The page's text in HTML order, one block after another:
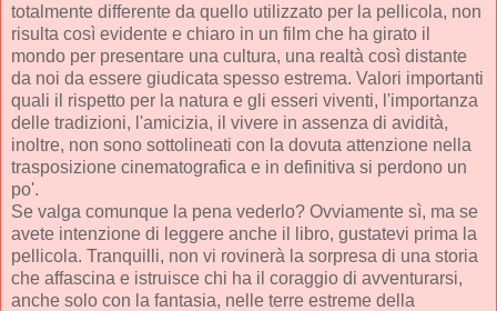
totalmente differente da quello utilizzato per la pellicola, non
risulta così evidente e chiaro in un film che ha girato il
mondo per presentare una cultura, una realtà così distante
da noi da essere giudicata spesso estrema. Valori importanti
quali il rispetto per la natura e gli esseri viventi, l'importanza
delle tradizioni, l'amicizia, il vivere in assenza di avidità,
inoltre, non sono sottolineati con la dovuta attenzione nella
trasposizione cinematografica e in definitiva si perdono un
po'.
Se valga comunque la pena vederlo? Ovviamente sì, ma se
avete intenzione di leggere anche il libro, gustatevi prima la
pellicola. Tranquilli, non vi rovinerà la sorpresa di una storia
che affascina e istruisce chi ha il coraggio di avventurarsi,
anche solo con la fantasia, nelle terre estreme della